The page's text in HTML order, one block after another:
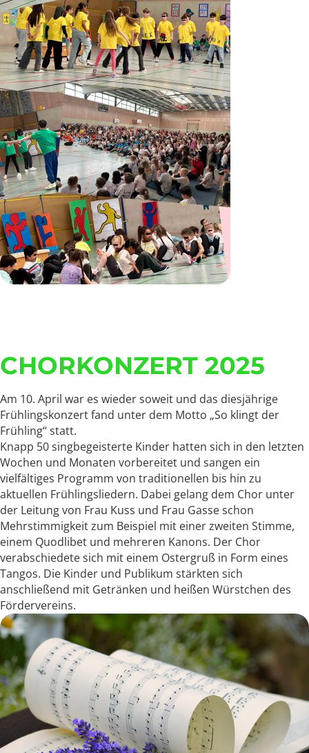
CHORKONZERT 2025
Am 10. April war es wieder soweit und das diesjährige
Frühlingskonzert fand unter dem Motto „So klingt der
Frühling“ statt.
Knapp 50 singbegeisterte Kinder hatten sich in den letzten
Wochen und Monaten vorbereitet und sangen ein
vielfältiges Programm von traditionellen bis hin zu
aktuellen Frühlingsliedern. Dabei gelang dem Chor unter
der Leitung von Frau Kuss und Frau Gasse schon
Mehrstimmigkeit zum Beispiel mit einer zweiten Stimme,
einem Quodlibet und mehreren Kanons. Der Chor
verabschiedete sich mit einem Ostergruß in Form eines
Tangos. Die Kinder und Publikum stärkten sich
anschließend mit Getränken und heißen Würstchen des
Fördervereins.